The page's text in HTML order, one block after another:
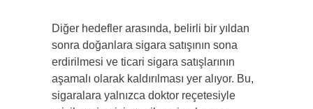
Diğer hedefler arasında, belirli bir yıldan
sonra doğanlara sigara satışının sona
erdirilmesi ve ticari sigara satışlarının
aşamalı olarak kaldırılması yer alıyor. Bu,
sigaralara yalnızca doktor reçetesiyle